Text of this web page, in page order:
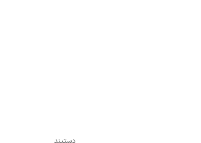
دستبند